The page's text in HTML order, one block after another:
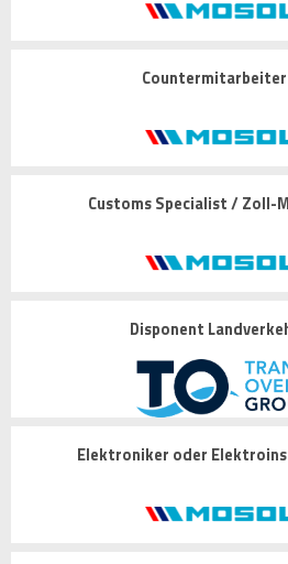
Customs Specialist / Zoll-
Disponent
Elektroniker oder